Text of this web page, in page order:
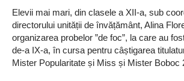
Elevii mai mari, din clasele a XII-a, sub
directorului unității de învățământ, Alina
organizarea probelor ”de foc”, la care au
de-a IX-a, în cursa pentru câștigarea
Mister Popularitate și Miss și Mister Boboc